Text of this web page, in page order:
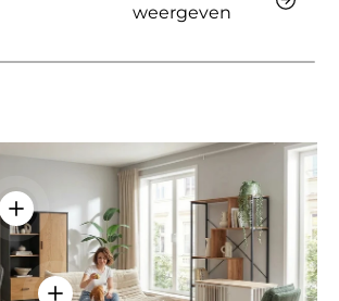
weergeven
Details weergeven - AMIO H -
Details weergeven - Sitzolo 2 -